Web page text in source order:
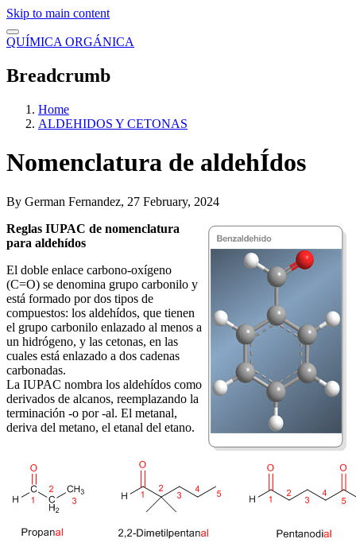
Skip to main content
QUÍMICA ORGÁNICA
Breadcrumb
Home
ALDEHIDOS Y CETONAS
Nomenclatura de aldehÍdos
By German Fernandez, 27 February, 2024
Reglas IUPAC de nomenclatura
para aldehídos
El doble enlace carbono-oxígeno
(C=O) se denomina grupo carbonilo y
está formado por dos tipos de
compuestos: los aldehídos, que tienen
el grupo carbonilo enlazado al menos a
un hidrógeno, y las cetonas, en las
cuales está enlazado a dos cadenas
carbonadas.
La IUPAC nombra los aldehídos como
derivados de alcanos, reemplazando la
terminación -o por -al. El metanal,
deriva del metano, el etanal del etano.